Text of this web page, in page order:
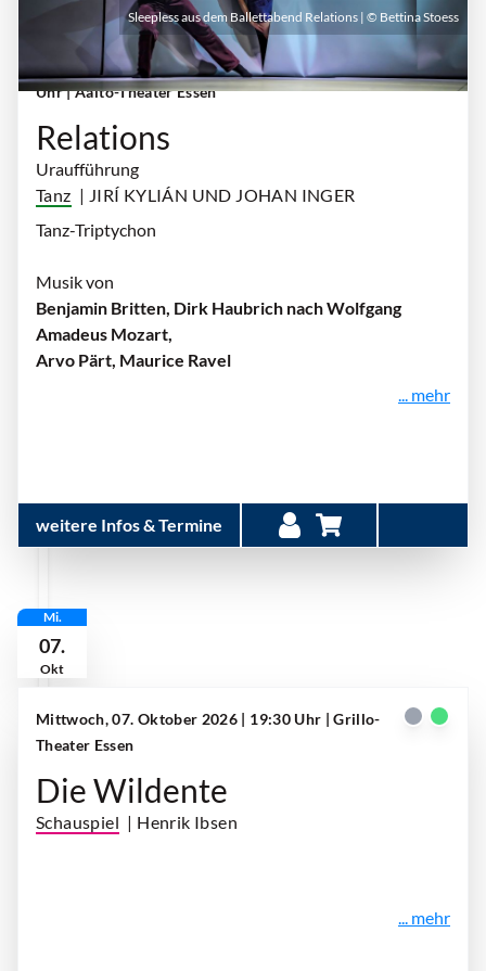
Sonntag, 04. Oktober 2026 | 18:00 Uhr - 20:00
Uhr| Aalto-Theater Essen
Relations
Uraufführung
Tanz | JIRÍ KYLIÁN UND JOHAN INGER
Tanz-Triptychon
Musik von
Benjamin Britten, Dirk Haubrich nach Wolfgang
Amadeus Mozart,
Arvo Pärt, Maurice Ravel
... mehr
weitere Infos & Termine
Sleepless aus dem Ballettabend Relations | © Bettina Stoess
Mi.
07.
Okt
Mittwoch, 07. Oktober 2026 | 19:30 Uhr | Grillo-
Theater Essen
Die Wildente
Schauspiel | Henrik Ibsen
... mehr